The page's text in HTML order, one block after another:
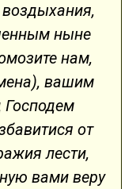
ныне
нам,
вашим
от
лести,
вами веру